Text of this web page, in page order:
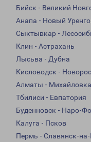
Бийск - Великий
Анапа - Новый
Сыктывкар -
Клин - Астрахань
Лысьва - Дубна
Кисловодск -
Алматы - Михайловка
Тбилиси - Евпатория
Буденновск - Наро-
Калуга - Псков
Пермь - Славянск-